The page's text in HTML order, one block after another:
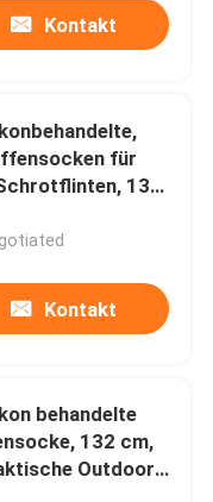
Kontakt
für
132
Kontakt
behandelte
132 cm,
Outdoor-